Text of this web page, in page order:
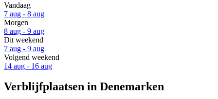
Vandaag
7 aug - 8 aug
Morgen
8 aug - 9 aug
Dit weekend
7 aug - 9 aug
Volgend weekend
14 aug - 16 aug
Verblijfplaatsen in Denemarken